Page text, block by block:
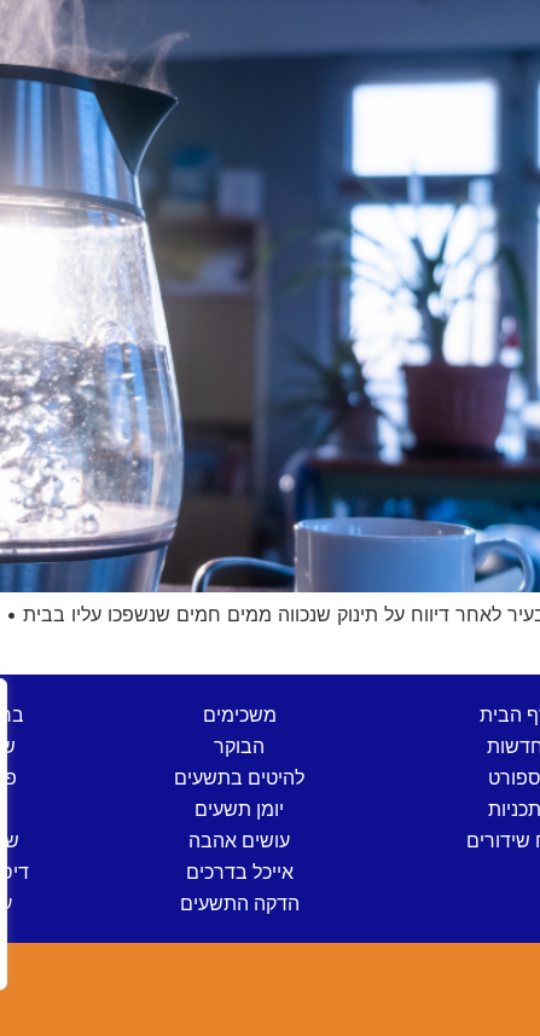
לאחר דיווח על תינוק שנכווה ממים חמים שנשפכו עליו בבית
הבית
ספורט
תכניות
שידורים
משכימים
הבוקר
להיטים בתשעים
יומן תשעים
עושים אהבה
אייכל בדרכים
הדקה התשעים